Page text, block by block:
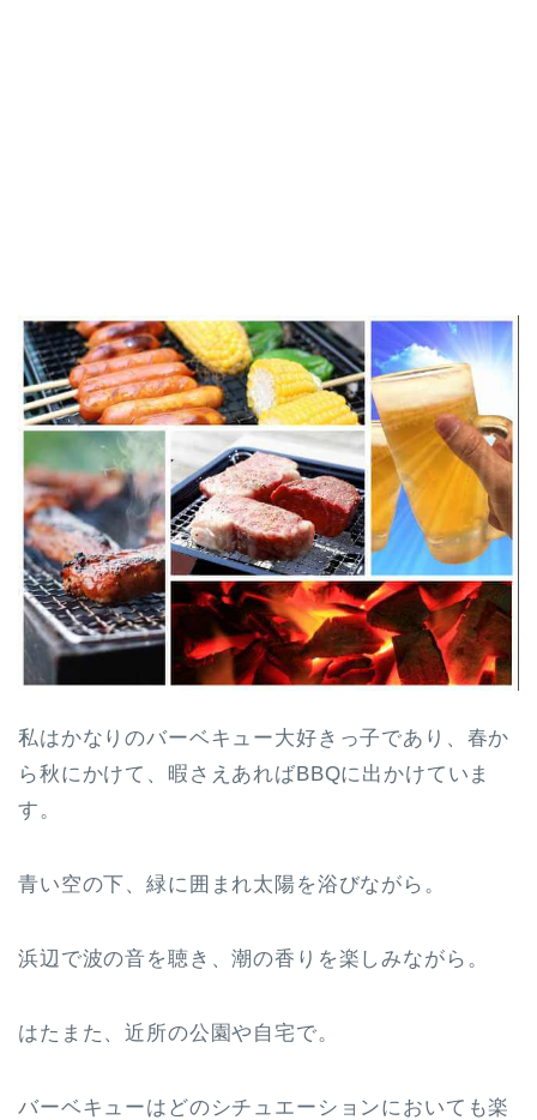
私はかなりのバーベキュー大好きっ子であり、春か
ら秋にかけて、暇さえあればBBQに出かけていま
す。
青い空の下、緑に囲まれ太陽を浴びながら。
浜辺で波の音を聴き、潮の香りを楽しみながら。
はたまた、近所の公園や自宅で。
バーベキューはどのシチュエーションにおいても楽